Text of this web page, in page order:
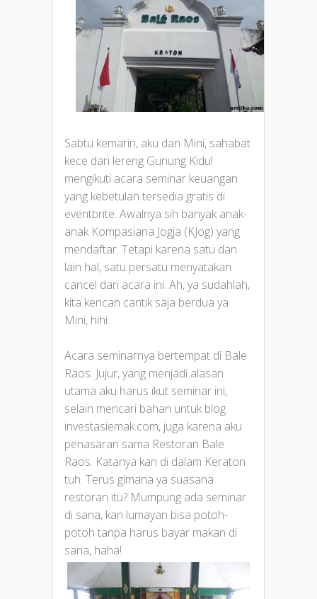
Sabtu kemarin, aku dan Mini, sahabat
kece dari lereng Gunung Kidul
mengikuti acara seminar keuangan
yang kebetulan tersedia gratis di
eventbrite. Awalnya sih banyak anak-
anak Kompasiana Jogja (KJog) yang
mendaftar. Tetapi karena satu dan
lain hal, satu persatu menyatakan
cancel dari acara ini. Ah, ya sudahlah,
kita kencan cantik saja berdua ya
Mini, hihi.
Acara seminarnya bertempat di Bale
Raos. Jujur, yang menjadi alasan
utama aku harus ikut seminar ini,
selain mencari bahan untuk blog
investasiemak.com, juga karena aku
penasaran sama Restoran Bale
Raos. Katanya kan di dalam Keraton
tuh. Terus gimana ya suasana
restoran itu? Mumpung ada seminar
di sana, kan lumayan bisa potoh-
potoh tanpa harus bayar makan di
sana, haha!